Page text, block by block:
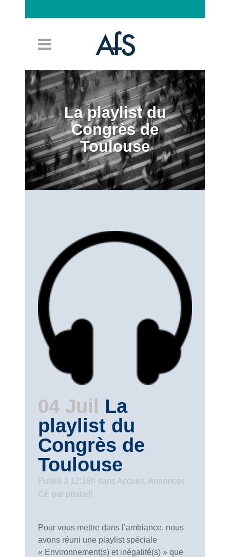
La playlist du
Congrès de
Toulouse
04 Juil La
playlist du
Congrès de
Toulouse
Publié à 12:18h dans Accueil , Annonces
CE par pbataill
Pour vous mettre dans l’ambiance, nous
avons réuni une playlist spéciale
« Environnement(s) et inégalité(s) » que